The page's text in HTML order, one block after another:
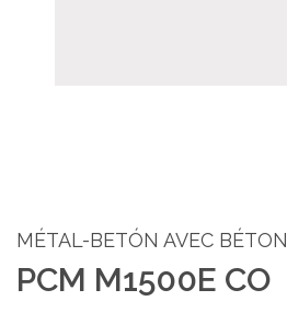
MÉTAL-BETÓN AVEC BÉTON
PCM M1500E CO